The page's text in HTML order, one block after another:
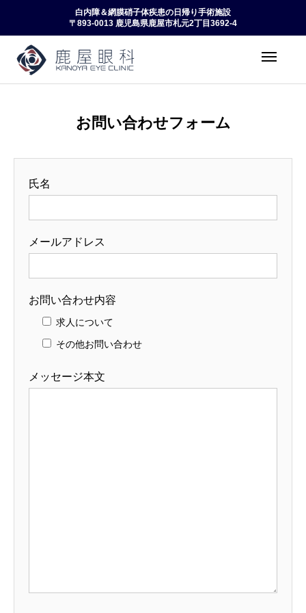
白内障＆網膜硝子体疾患の日帰り手術施設
〒893-0013 鹿児島県鹿屋市札元2丁目3692-4
お問い合わせフォーム
氏名
メールアドレス
お問い合わせ内容
求人について
その他お問い合わせ
メッセージ本文
Web予約受付
院長紹介・理念
受診される方へ
手術治療について
Web予約